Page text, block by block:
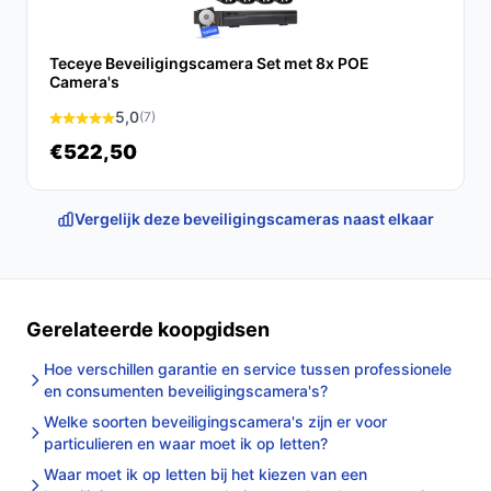
In de specificaties worden bedraad,
wifi en Bluetooth genoemd; controleer welke
opties voor jouw installatie relevant zijn.
Inclusief muurbeugel en montagemateriaal:
bevestigingsmateriaal.
Zichtbare microfoon & geïntegreerde speakers:
Ondersteunt audio in beide richtingen volgens de
Uitbreidbaar: Nee:Volgens de specificaties is dit
meerdere camera's of systeemuitbreiding.
Veelgestelde vragen
Is dit geschikt voor thuisgebruik / intensief gebruik /
dagelijks gebruik?
Geschikt voor dagelijks thuisgebruik binnenshuis. Voor
Teceye Beveiligingscamera Set met 8x POE
Camera's
5,0(7)
€522,50
Vergelijk deze beveiligingscameras naast elkaar
Gerelateerde koopgidsen
Hoe verschillen garantie en service tussen professionele
en consumenten beveiligingscamera's?
Welke soorten beveiligingscamera's zijn er voor
particulieren en waar moet ik op letten?
Waar moet ik op letten bij het kiezen van een